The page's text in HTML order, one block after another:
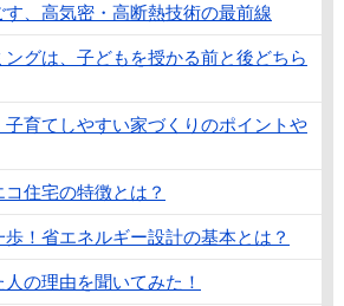
、高気密・高断熱技術の最前線
グは、子どもを授かる前と後どちら
育てしやすい家づくりのポイントや
住宅の特徴とは？
！省エネルギー設計の基本とは？
の理由を聞いてみた！